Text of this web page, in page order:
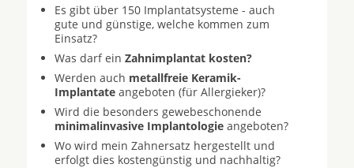
Es gibt über 150 Implantatsysteme - auch
gute und günstige, welche kommen zum
Einsatz?
Was darf ein Zahnimplantat kosten?
Werden auch metallfreie Keramik-
Implantate angeboten (für Allergieker)?
Wird die besonders gewebeschonende
minimalinvasive Implantologie angeboten?
Wo wird mein Zahnersatz hergestellt und
erfolgt dies kostengünstig und nachhaltig?